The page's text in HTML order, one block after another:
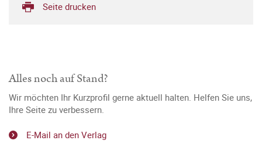
Seite drucken
Alles noch auf Stand?
Wir möchten Ihr Kurzprofil gerne aktuell halten. Helfen Sie uns,
Ihre Seite zu verbessern.
E-Mail an den Verlag